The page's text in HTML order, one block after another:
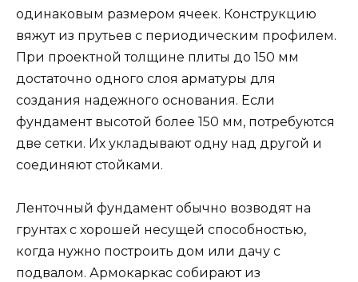
одинаковым размером ячеек. Конструкцию
вяжут из прутьев с периодическим профилем.
При проектной толщине плиты до 150 мм
достаточно одного слоя арматуры для
создания надежного основания. Если
фундамент высотой более 150 мм, потребуются
две сетки. Их укладывают одну над другой и
соединяют стойками.
Ленточный фундамент обычно возводят на
грунтах с хорошей несущей способностью,
когда нужно построить дом или дачу с
подвалом. Армокаркас собирают из